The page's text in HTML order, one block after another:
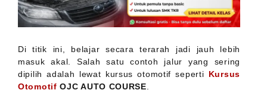
Di titik ini, belajar secara terarah jadi jauh lebih
masuk akal. Salah satu contoh jalur yang sering
dipilih adalah lewat kursus otomotif seperti Kursus
Otomotif OJC AUTO COURSE.